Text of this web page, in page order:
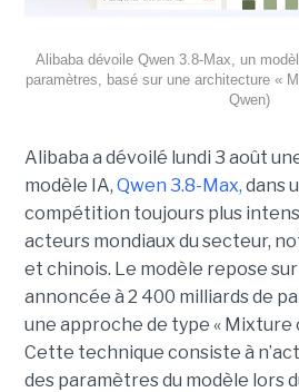
Alibaba dévoile Qwen 3.8-Max, un
paramètres, basé sur une architecture «
Qwen)
Alibaba a dévoilé lundi 3 août
modèle IA, Qwen 3.8-Max, dans
compétition toujours plus
acteurs mondiaux du secteur,
et chinois. Le modèle repose
annoncée à 2 400 milliards de
une approche de type « Mixture
Cette technique consiste à
des paramètres du modèle lors